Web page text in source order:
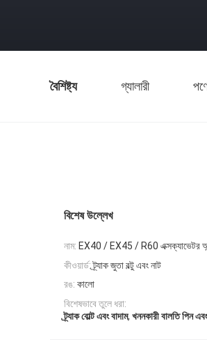
বৈশিষ্ট্য গ্যালারী
বিশেষ উল্লেখ
নাম: EX40 / EX45 / R60 এক্সক্যাভেটর
কীওয়ার্ড:ট্র্যাক জুতা বল্টু এবং নাট
রঙ: কালো
বিশেষভাবে তুলে ধরা:
ট্র্যাক বোল্ট এবং বাদাম, খননকারী বালতি পিন